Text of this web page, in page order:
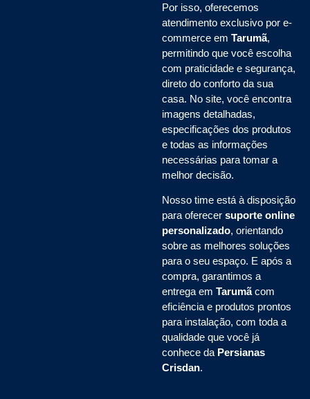
Por isso, oferecemos
atendimento exclusivo por e-
commerce em Tarumã,
permitindo que você escolha
com praticidade e segurança,
direto do conforto da sua
casa. No site, você encontra
imagens detalhadas,
especificações dos produtos
e todas as informações
necessárias para tomar a
melhor decisão.
Nosso time está à disposição
para oferecer suporte online
personalizado, orientando
sobre as melhores soluções
para o seu espaço. E após a
compra, garantimos a
entrega em Tarumãcom
eficiência e produtos prontos
para instalação, com toda a
qualidade que você já
conhece da Persianas
Crisdan.